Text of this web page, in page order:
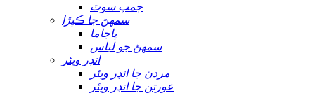
جمپ سوٽ
سمهڻ جا ڪپڙا
پاجاما
سمهڻ جو لباس
انڊر ويئر
مردن جا انڊر ويئر
عورتن جا انڊر ويئر